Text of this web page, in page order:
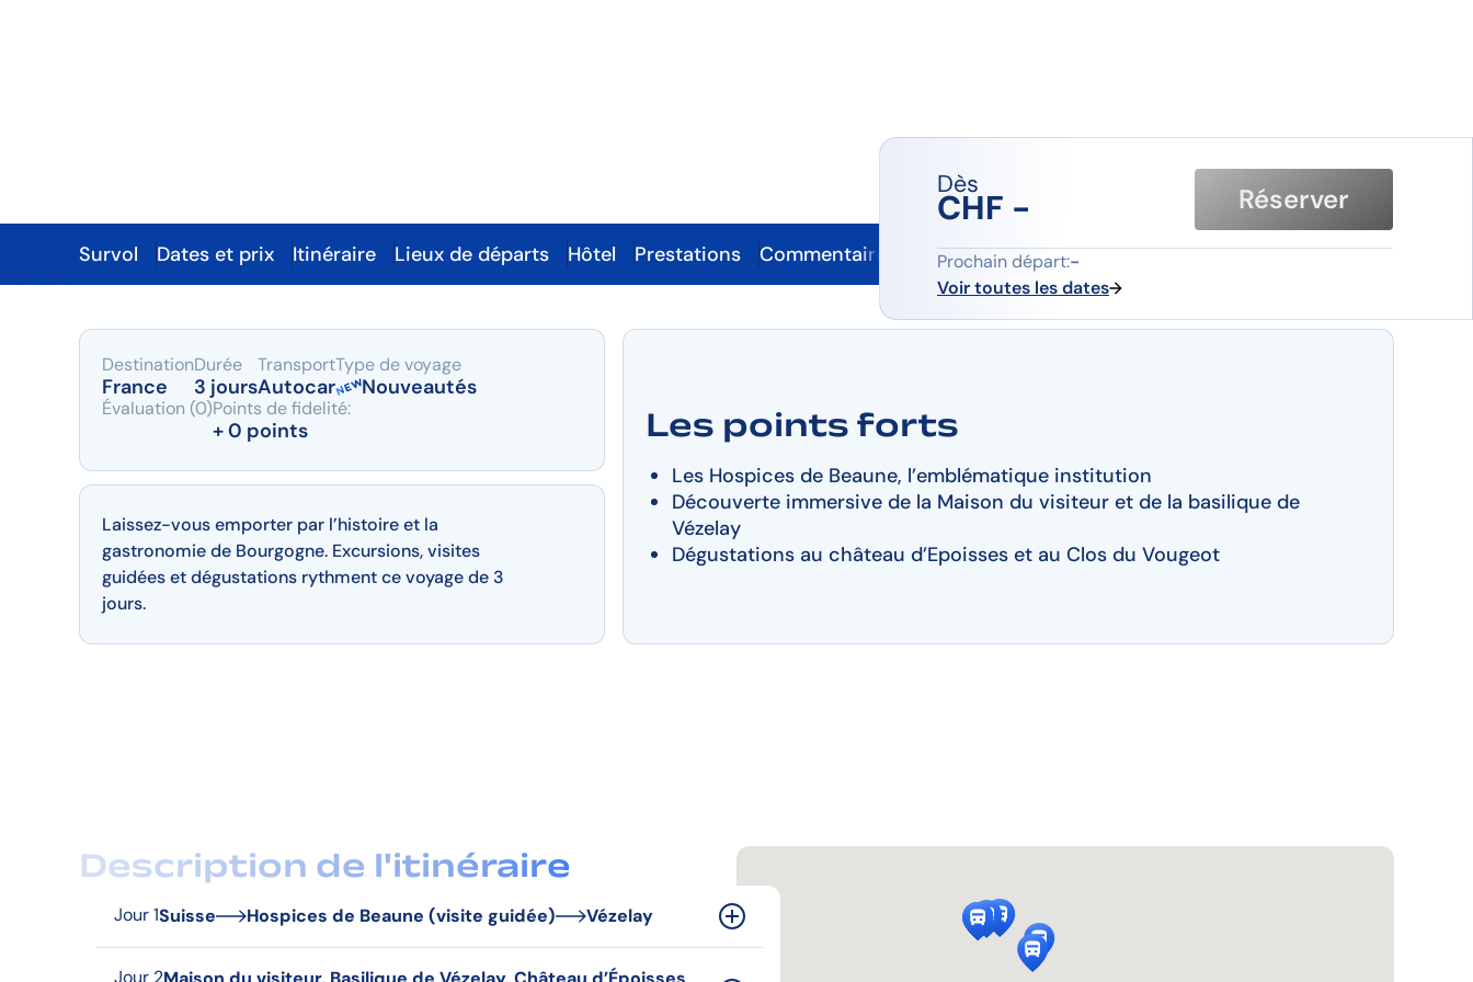
Survol Dates et prix Itinéraire Lieux de départs Hôtel Prestations Commentaires Partager le voyage
Dès
CHF - Réserver
Prochain départ:-
Voir toutes les dates
Survol
Destination
France
Durée
3 jours
Transport
Autocar
Type de voyage
Nouveautés
Évaluation (0)Points de fidelité:
+ 0 points
Laissez-vous emporter par l’histoire et la
gastronomie de Bourgogne. Excursions, visites
guidées et dégustations rythment ce voyage de 3
jours.
Les points forts
Les Hospices de Beaune, l’emblématique institution
Découverte immersive de la Maison du visiteur et de la basilique de
Vézelay
Dégustations au château d’Epoisses et au Clos du Vougeot
Description de l'itinéraire
Jour 1Suisse Hospices de Beaune (visite guidée) Vézelay
Départ en direction de Genève, Mâcon, Beaune. Dîner libre, puis visite guidée des
Jour 2